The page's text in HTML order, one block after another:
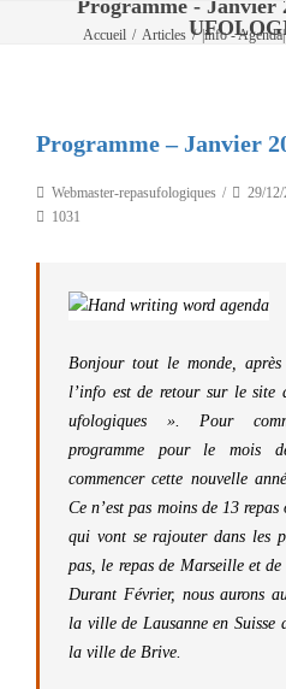
Programme - Janvier
Accueil / Articles / |info - Agenda|
Programme – Janvier
Webmaster-repasufologiques 29/
1031
Bonjour tout le monde,
l’info est de retour sur le site
ufologiques ». Pour
programme pour le mois
commencer cette nouvelle
Ce n’est pas moins de 13
qui vont se rajouter dans les
pas, le repas de Marseille et
Durant Février, nous aurons
la ville de Lausanne en
la ville de Brive.